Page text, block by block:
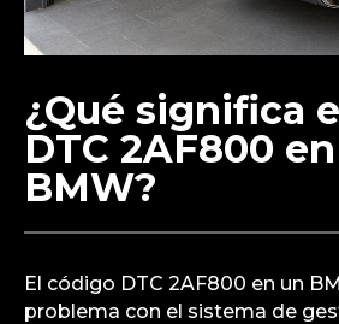
¿Qué significa
DTC 2AF800
BMW?
El código DTC 2AF800 en un
problema con el sistema de